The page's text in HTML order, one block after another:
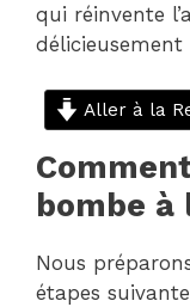
qui réinvente
Aller à la
bombe à
Nous
étapes